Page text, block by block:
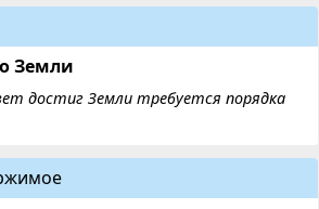
Земли
достиг Земли требуется порядка